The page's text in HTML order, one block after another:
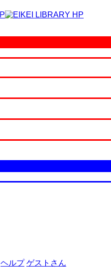
ヘルプ ゲストさん